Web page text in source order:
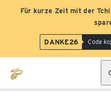
Für kurze Zeit mit der
DANKE26 Code